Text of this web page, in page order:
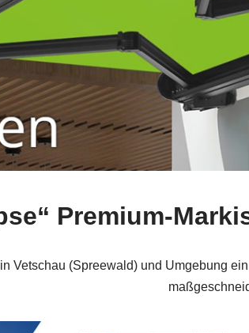
Premium-
Vetschau (Spreewald) und Umgebung